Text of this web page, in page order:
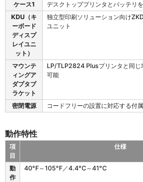
ケース1
デスクトッププリンタとバッテリ
KDU（キ
ーボード
ディスプ
レイユニ
ット）
独立型印刷ソリューション向け
ユニット
マウンテ
ィングア
ダプタブ
ラケット
LP/TLP2824 Plusプリンタと同じ
可能
密閉電源 コードフリーの設置に対応する付
動作特性
項
目
仕様
動
作
40°F～105°F／4.4°C～41°C